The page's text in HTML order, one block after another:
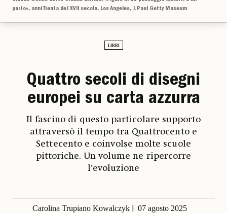
porto», anni Trenta del XVII secolo. Los Angeles, J. Paul Getty Museum
LIBRI
Quattro secoli di disegni
europei su carta azzurra
Il fascino di questo particolare supporto
attraversò il tempo tra Quattrocento e
Settecento e coinvolse molte scuole
pittoriche. Un volume ne ripercorre
l’evoluzione
Carolina Trupiano Kowalczyk
07 agosto 2025